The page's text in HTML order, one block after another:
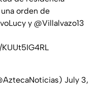
orden de
y @Villalvazo13
July 3,